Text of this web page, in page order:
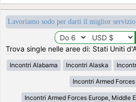
Lavoriamo sodo per darti il miglior
Trova single nelle aree di: Stati Uniti
Incontri Alabama Incontri Alaska
Incontri Armed
Incontri Armed Forces Europe, Middle